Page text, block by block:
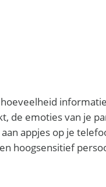
de emoties van je
appjes op je
hoogsensitief